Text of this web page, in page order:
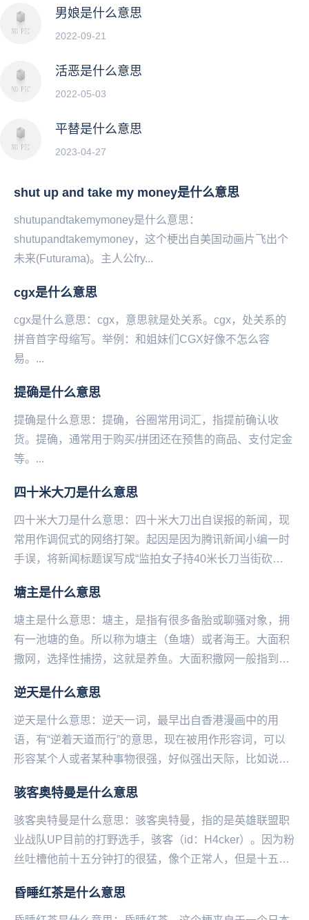
男娘是什么意思
2022-09-21
活恶是什么意思
2022-05-03
平替是什么意思
2023-04-27
shut up and take my money是什么意思
shutupandtakemymoney是什么意思：
shutupandtakemymoney，这个‌‌‌‌‌‌‌‌‌梗出自美国动画片飞出个
未来(Futurama)。主人公fry...
cgx是什么意思
cgx是什么意思：cgx，意思就是处关系。cgx，处关系的
拼音首字母缩写。举例：和姐妹们CGX好像不怎么容
易。...
提确是什么意思
提确是什么意思：提确，谷圈常用词汇，指提前确认收
货。提确，通常用于购买‌‌‌‌‌‌‌‌‌‌/拼团还在预售的商品、支付定金
等。...
四十米大刀是什么意思
四十米大刀是什么意思：四十米大刀出自误报的新闻，现
常用作调侃式的网络打架。起因是因为腾讯新闻小编一时
手误，将新闻标题误写成“监拍女子持40米长刀当街砍
塘主是什么意思
塘主是什么意思：塘主，是指有很多备胎或聊骚对象，拥
有一池塘的鱼。所以称为塘主（鱼塘）或者海王。大面积
撒网，选择性捕捞，这就是养鱼。大面积撒网一般指到处
逆天是什么意思
逆天是什么意思：逆天一词，最早出自香港漫画中的用
语，有“逆着天道而行”的意思，现在被用作形容词，可以
形容某个人或者某种事物很强，好似强出天际，比如说：
骇客奥特曼是什么意思
骇客奥特曼是什么意思：骇客奥特曼，指的是英雄联盟职
业战队UP目前的打野选手，骇客（id：H4cker）。因为粉
丝吐槽他前十五分钟打的很猛，像个正常人，但是十‌‌‌‌‌‌‌‌‌‌五分
昏睡红茶是什么意思